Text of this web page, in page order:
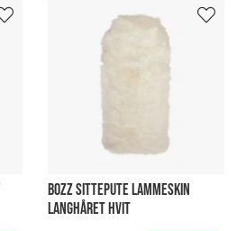
BOZZ SITTEPUTE LAMMESKIN
LANGHÅRET HVIT